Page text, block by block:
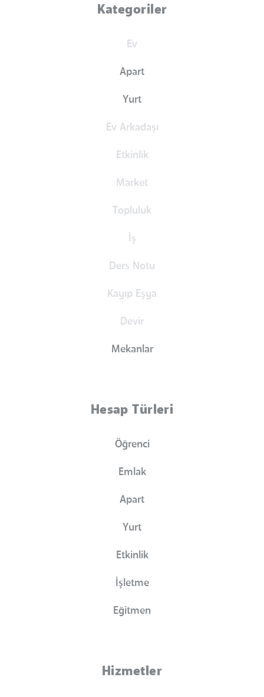
Kategoriler
Ev
Apart
Yurt
Ev Arkadaşı
Etkinlik
Market
Topluluk
İş
Ders Notu
Kayıp Eşya
Devir
Mekanlar
Hesap Türleri
Öğrenci
Emlak
Apart
Yurt
Etkinlik
İşletme
Eğitmen
Hizmetler